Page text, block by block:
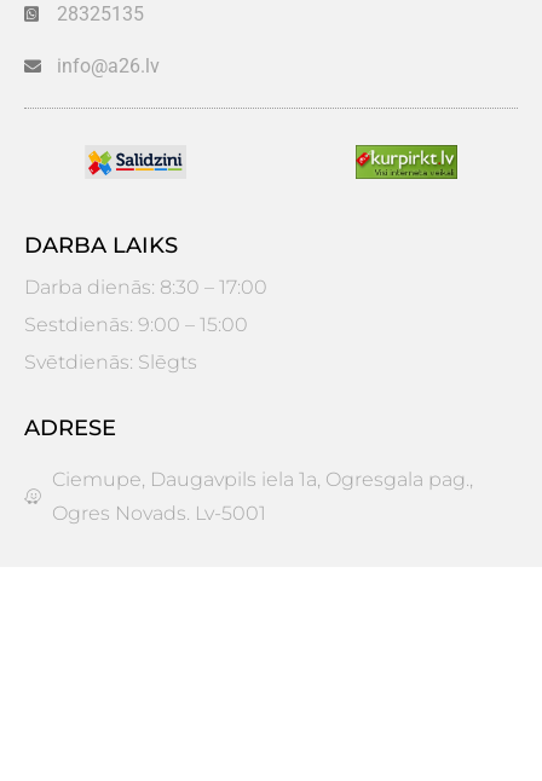
28325135
info@a26.lv
DARBA LAIKS
Darba dienās: 8:30 – 17:00
Sestdienās: 9:00 – 15:00
Svētdienās: Slēgts
ADRESE
Ciemupe, Daugavpils iela 1a, Ogresgala pag.,
Ogres Novads. Lv-5001